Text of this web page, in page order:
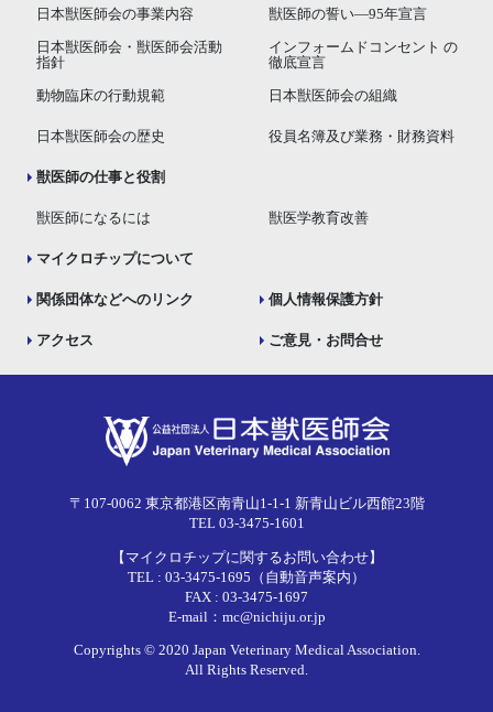
日本獣医師会の事業内容 獣医師の誓い―95年宣言
日本獣医師会・獣医師会活動
指針
インフォームドコンセント の
徹底宣言
動物臨床の行動規範 日本獣医師会の組織
日本獣医師会の歴史 役員名簿及び業務・財務資料
獣医師の仕事と役割
獣医師になるには 獣医学教育改善
マイクロチップについて
関係団体などへのリンク 個人情報保護方針
アクセス ご意見・お問合せ
〒107-0062 東京都港区南青山1-1-1 新青山ビル西館23階
TEL 03-3475-1601
【マイクロチップに関するお問い合わせ】
TEL : 03-3475-1695（自動音声案内）
FAX : 03-3475-1697
E-mail：mc@nichiju.or.jp
Copyrights © 2020 Japan Veterinary Medical Association.
All Rights Reserved.